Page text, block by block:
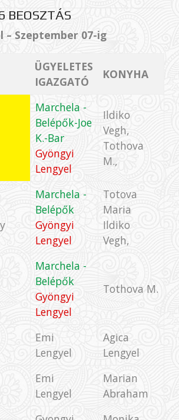
BEOSZTÁS
– Szeptember 07-ig
ÜGYELETES
IGAZGATÓ
KONYHA
Marchela -
Belépők-Joe
K.-Bar
Gyöngyi
Lengyel
Ildiko
Vegh,
Tothova
M.,
Marchela -
Belépők
Gyöngyi
Lengyel
Totova
Maria
Ildiko
Vegh,
Marchela -
Belépők
Gyöngyi
Lengyel
Tothova M.
Emi
Lengyel
Agica
Lengyel
Emi
Lengyel
Marian
Abraham